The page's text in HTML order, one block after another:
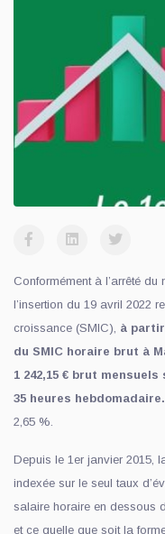
Conformément à l’arrêté du
l’insertion du 19 avril 2022
croissance (SMIC), à
du SMIC horaire brut à
1 242,15 € brut
35 heures hebdomadaire.
2,65 %.
Depuis le 1er janvier 2015,
indexée sur le seul taux
salaire horaire en dessous
et ce quelle que soit la